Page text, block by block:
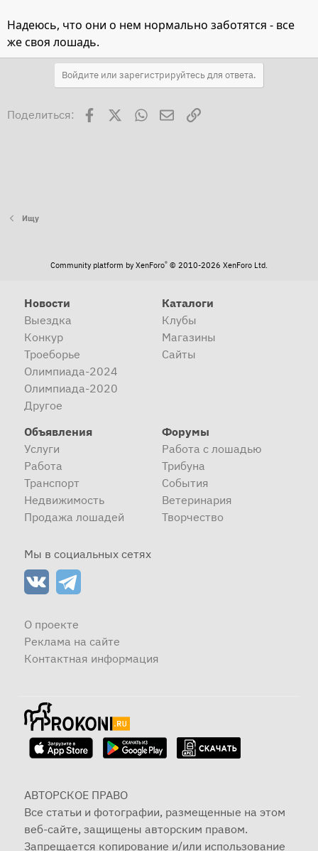
Надеюсь, что они о нем нормально заботятся - все
же своя лошадь.
Войдите или зарегистрируйтесь для ответа.
Поделиться: Facebook WhatsAppЭлектронная почта
Ссылка
Ищу
Community platform by XenForo® © 2010-2026 XenForo Ltd.
Новости
Выездка
Конкур
Троеборье
Олимпиада-2024
Олимпиада-2020
Другое
Каталоги
Клубы
Магазины
Сайты
Объявления
Услуги
Работа
Транспорт
Недвижимость
Продажа лошадей
Форумы
Работа с лошадью
Трибуна
События
Ветеринария
Творчество
Мы в социальных сетях
О проекте
Реклама на сайте
Контактная информация
АВТОРСКОЕ ПРАВО
Все статьи и фотографии, размещенные на этом
веб-сайте, защищены авторским правом.
Запрещается копирование и/или использование